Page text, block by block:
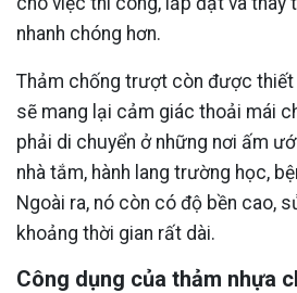
nhanh chóng hơn.
Thảm chống trượt còn được thiết
sẽ mang lại cảm giác thoải mái
phải di chuyển ở những nơi ấm
nhà tắm, hành lang trường học,
Ngoài ra, nó còn có độ bền cao,
khoảng thời gian rất dài.
Công dụng của thảm nhựa